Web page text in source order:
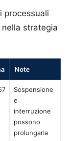
processuali
strategia
Note
Sospensione
e
interruzione
possono
prolungarla